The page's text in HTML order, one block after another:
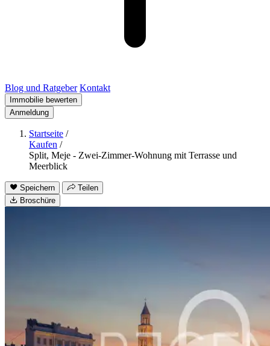
Blog und Ratgeber Kontakt
Immobilie bewerten
Anmeldung
Startseite /
Kaufen /
Split, Meje - Zwei-Zimmer-Wohnung mit Terrasse und
Meerblick
Speichern
Teilen
Broschüre